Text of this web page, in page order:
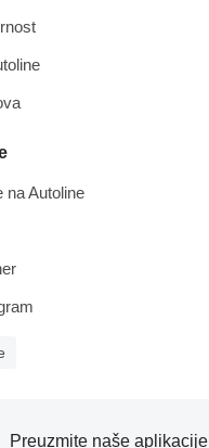
na Autoline
Preuzmite naše aplikacije